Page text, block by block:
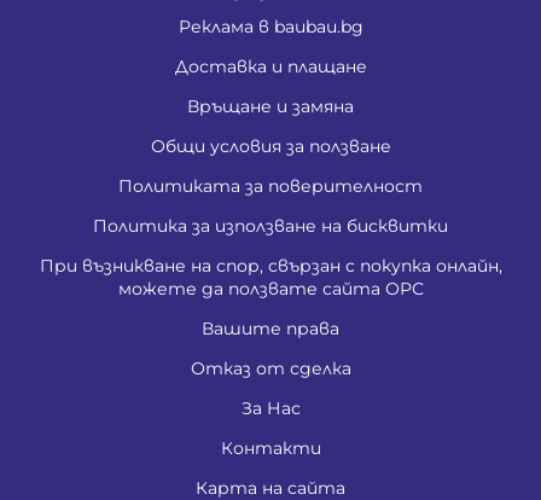
Реклама в baubau.bg
Доставка и плащане
Връщане и замяна
Общи условия за ползване
Политиката за поверителност
Политика за използване на бисквитки
При възникване на спор, свързан с покупка онлайн,
можете да ползвате сайта ОРС
Вашите права
Отказ от сделка
За Нас
Контакти
Карта на сайта